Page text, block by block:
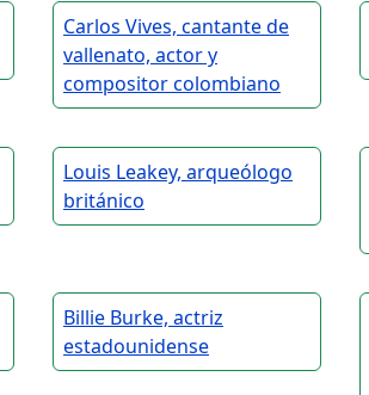
Carlos Vives, cantante de
vallenato, actor y
compositor colombiano
Louis Leakey, arqueólogo
británico
Billie Burke, actriz
estadounidense